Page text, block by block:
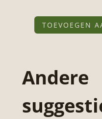
Koffiepanelen
aantal
TOEVOEGEN
Andere